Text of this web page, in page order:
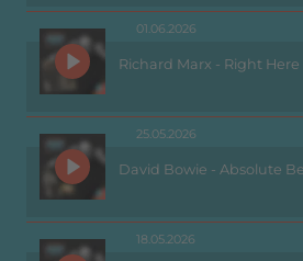
01.06.2026
Richard Marx - Right
25.05.2026
David Bowie - Absolute
18.05.2026